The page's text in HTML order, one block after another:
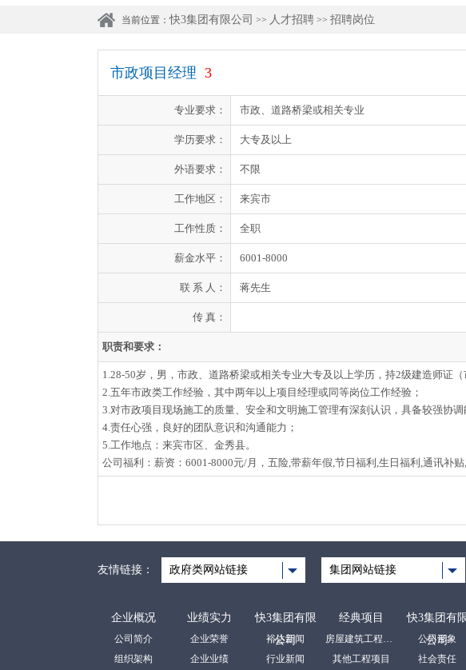
当前位置：快3集团有限公司 >> 人才招聘 >> 招聘岗位
市政项目经理 3
专业要求： 市政、道路桥梁或相关专业
学历要求： 大专及以上
外语要求： 不限
工作地区： 来宾市
工作性质： 全职
薪金水平： 6001-8000
联 系 人： 蒋先生
传 真：
职责和要求：
1.28-50岁，男，市政、道路桥梁或相关专业大专及以上学历，持2级建造师证
2.五年市政类工作经验，其中两年以上项目经理或同等岗位工作经验；
3.对市政项目现场施工的质量、安全和文明施工管理有深刻认识，具备较强协调
4.责任心强，良好的团队意识和沟通能力；
5.工作地点：来宾市区、金秀县。
公司福利：薪资：6001-8000元/月，五险,带薪年假,节日福利,生日福利,通讯补
友情链接： 政府类网站链接 集团网站链接
企业概况
公司简介
组织架构
业绩实力
企业荣誉
企业业绩
快3集团有限
公司
裕达新闻
行业新闻
经典项目
房屋建筑工程项目
其他工程项目
快3集团有
公司
公司形象
社会责任